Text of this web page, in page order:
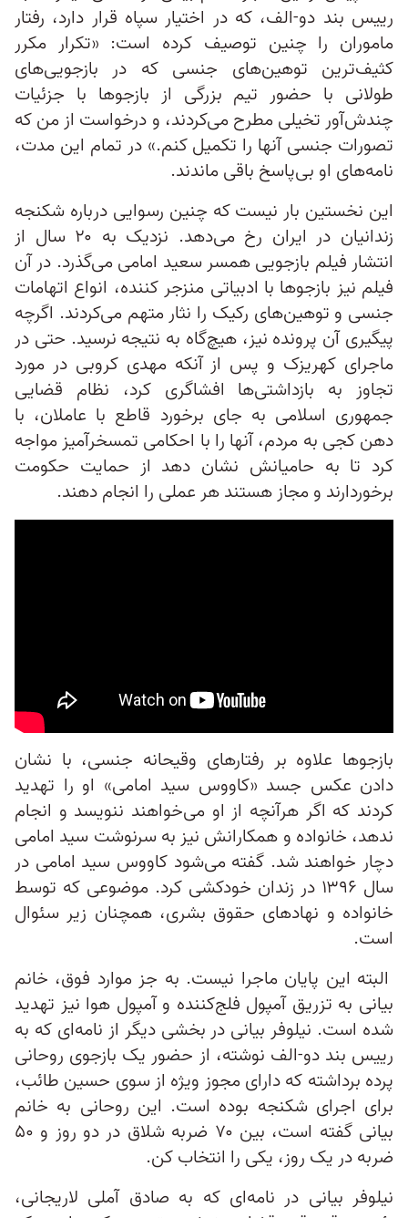
رییس بند دو-الف، که در اختیار سپاه قرار دارد، رفتار
ماموران را چنین توصیف کرده است: «تکرار مکرر
کثیف‌ترین توهین‌های جنسی که در بازجویی‌های
طولانی با حضور تیم بزرگی از بازجوها با جزئیات
چندش‌آور تخیلی مطرح می‌کردند، و درخواست از من که
تصورات جنسی آنها را تکمیل کنم.» در تمام این مدت،
نامه‌های او بی‌پاسخ باقی ماندند.
این نخستین بار نیست که چنین رسوایی درباره شکنجه
زندانیان در ایران رخ می‌دهد. نزدیک به ۲۰ سال از
انتشار فیلم بازجویی همسر سعید امامی می‌گذرد. در آن
فیلم نیز بازجوها با ادبیاتی منزجر کننده، انواع اتهامات
جنسی و توهین‌های رکیک را نثار متهم می‌کردند. اگرچه
پیگیری آن پرونده نیز، هیچ‌گاه به نتیجه نرسید. حتی در
ماجرای کهریزک و پس از آنکه مهدی کروبی در مورد
تجاوز به بازداشتی‌ها افشاگری کرد، نظام قضایی
جمهوری اسلامی به جای برخورد قاطع با عاملان، با
دهن کجی به مردم، آنها را با احکامی تمسخرآمیز مواجه
کرد تا به حامیانش نشان دهد از حمایت حکومت
برخوردارند و مجاز هستند هر عملی را انجام دهند.
بازجوها علاوه بر رفتارهای وقیحانه جنسی، با نشان
دادن عکس جسد «کاووس سید امامی» او را تهدید
کردند که اگر هرآنچه از او می‌خواهند ننویسد و انجام
ندهد، خانواده و همکارانش نیز به سرنوشت سید امامی
دچار خواهند شد. گفته می‌شود کاووس سید امامی در
سال ۱۳۹۶ در زندان خودکشی کرد. موضوعی که توسط
خانواده و نهادهای حقوق بشری، همچنان زیر سئوال
است.
البته این پایان ماجرا نیست. به جز موارد فوق، خانم
بیانی به تزریق آمپول فلج‌کننده و آمپول هوا نیز تهدید
شده است. نیلوفر بیانی در بخشی دیگر از نامه‌ای که به
رییس بند دو-الف نوشته، از حضور یک بازجوی روحانی
پرده برداشته که دارای مجوز ویژه از سوی حسین طائب،
برای اجرای شکنجه بوده است. این روحانی به خانم
بیانی گفته است، بین ۷۰ ضربه شلاق در دو روز و ۵۰
ضربه در یک روز، یکی را انتخاب کن.
نیلوفر بیانی در نامه‌ای که به صادق آملی لاریجانی،